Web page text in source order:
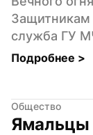
Защитникам
служба ГУ
Подробнее >
Общество
Ямальцы